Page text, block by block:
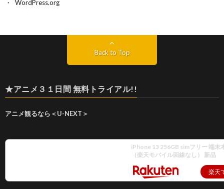
WordPress.org
Back to Top
★アニメ３１日間 無料トライアル!!
アニメ観るなら＜U-NEXT＞
iPhone 13 256GB simフリー 端末
（楽天モバイル回線なし） 新品
楽天